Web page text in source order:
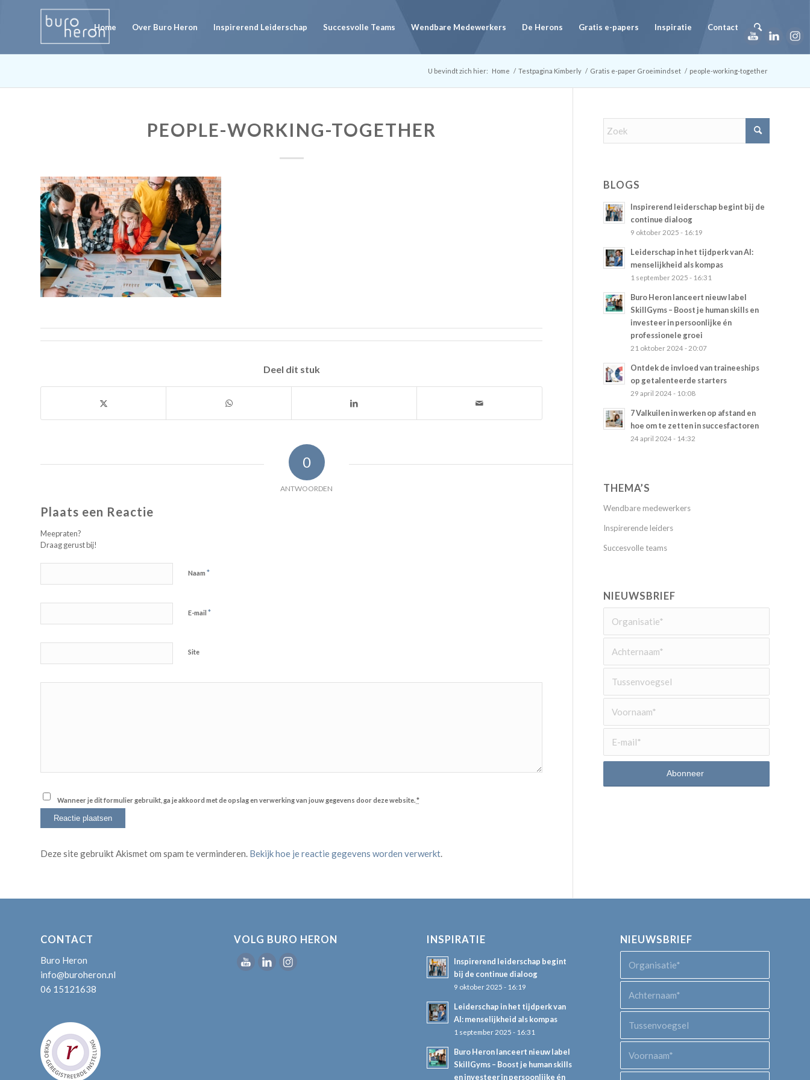
Home Over Buro Heron Inspirerend Leiderschap Succesvolle Teams Wendbare Medewerkers De Herons Gratis e-papers Inspiratie Contact
U bevindt zich hier: Home / Testpagina Kimberly / Gratis e-paper Groeimindset / people-working-together
PEOPLE-WORKING-TOGETHER
Deel dit stuk
0
ANTWOORDEN
Plaats een Reactie
Meepraten?
Draag gerust bij!
Naam *
E-mail *
Site
Wanneer je dit formulier gebruikt, ga je akkoord met de opslag en verwerking van jouw gegevens door deze website. *
Deze site gebruikt Akismet om spam te verminderen. Bekijk hoe je reactie gegevens worden verwerkt
BLOGS
Inspirerend leiderschap begint bij de
continue dialoog
9 oktober 2025 - 16:19
Leiderschap in het tijdperk van AI:
menselijkheid als kompas
1 september 2025 - 16:31
Buro Heron lanceert nieuw label
SkillGyms – Boost je human skills en
investeer in persoonlijke én
professionele groei
21 oktober 2024 - 20:07
Ontdek de invloed van traineeships
op getalenteerde starters
29 april 2024 - 10:08
7 Valkuilen in werken op afstand en
hoe om te zetten in succesfactoren
24 april 2024 - 14:32
THEMA’S
Wendbare medewerkers
Inspirerende leiders
Succesvolle teams
NIEUWSBRIEF
CONTACT
Buro Heron
info@buroheron.nl
06 15121638
VOLG BURO HERON INSPIRATIE
Inspirerend leiderschap begint
bij de continue dialoog
9 oktober 2025 - 16:19
Leiderschap in het tijdperk van
AI: menselijkheid als kompas
1 september 2025 - 16:31
Buro Heron lanceert nieuw label
SkillGyms – Boost je human skills
en investeer in persoonlijke én
NIEUWSBRIEF